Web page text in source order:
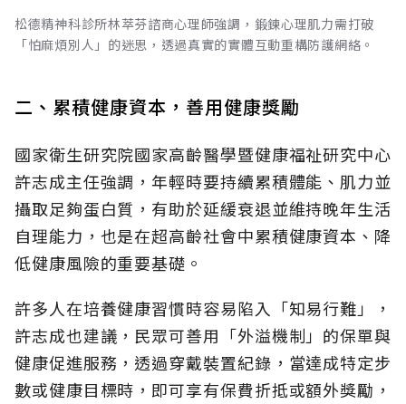
松德精神科診所林萃芬諮商心理師強調，鍛鍊心理肌力需打破
「怕麻煩別人」的迷思，透過真實的實體互動重構防護網絡。
二、累積健康資本，善用健康獎勵
國家衛生研究院國家高齡醫學暨健康福祉研究中心
許志成主任強調，年輕時要持續累積體能、肌力並
攝取足夠蛋白質，有助於延緩衰退並維持晚年生活
自理能力，也是在超高齡社會中累積健康資本、降
低健康風險的重要基礎。
許多人在培養健康習慣時容易陷入「知易行難」，
許志成也建議，民眾可善用「外溢機制」的保單與
健康促進服務，透過穿戴裝置紀錄，當達成特定步
數或健康目標時，即可享有保費折抵或額外獎勵，